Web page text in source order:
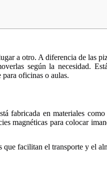
a otro. A diferencia de las
según la necesidad.
para oficinas o aulas.
fabricada en materiales
magnéticas para colocar
facilitan el transporte y el